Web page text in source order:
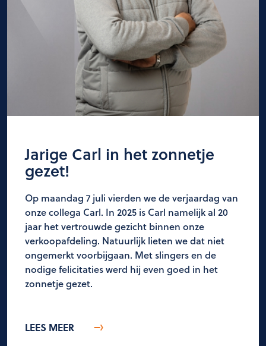
Jarige Carl in het zonnetje
gezet!
Op maandag 7 juli vierden we de verjaardag van
onze collega Carl. In 2025 is Carl namelijk al 20
jaar het vertrouwde gezicht binnen onze
verkoopafdeling. Natuurlijk lieten we dat niet
ongemerkt voorbijgaan. Met slingers en de
nodige felicitaties werd hij even goed in het
zonnetje gezet.
LEES MEER